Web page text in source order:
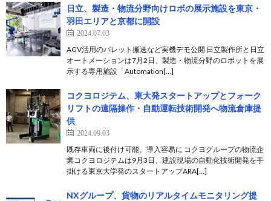
日立、製造・物流分野向けロボの展示施設を東京・
羽田エリアと京都に開設
2024.07.03
AGV活用のパレット搬送など実機デモ公開 日立製作所と日立
オートメーションは7月2日、製造・物流分野のロボットを展
示する専用施設「Automation[…]
コクヨロジテム、東大発スタートアップとフォーク
リフトの遠隔操作・自動運転技術開発へ物流倉庫提
供
2024.09.03
既存車両に後付け可能、導入容易に コクヨグループの物流企
業コクヨロジテムは9月3日、建設現場の自動化技術開発を手
掛ける東京大学発のスタートアップARA[…]
NXグループ、貨物のリアルタイムモニタリング提